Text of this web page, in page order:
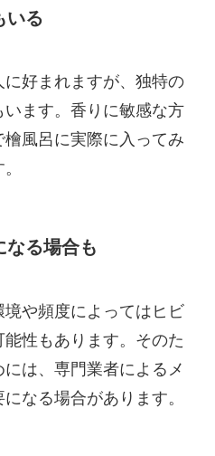
いる
好まれますが、独特の
ます。香りに敏感な方
風呂に実際に入ってみ
る場合も
や頻度によってはヒビ
性もあります。そのた
は、専門業者によるメ
なる場合があります。